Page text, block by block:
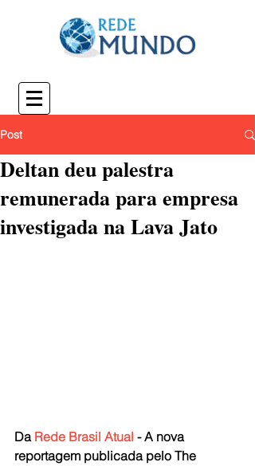
Post
Deltan deu palestra
remunerada para empresa
investigada na Lava Jato
Da Rede Brasil Atual - A nova
reportagem publicada pelo The